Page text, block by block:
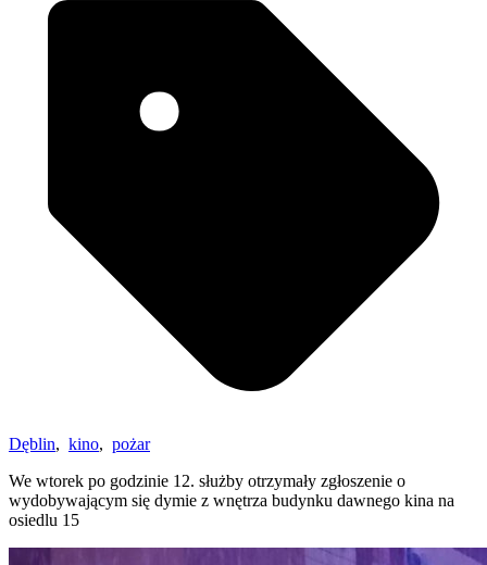
Dęblin, kino, pożar
We wtorek po godzinie 12. służby otrzymały zgłoszenie o
wydobywającym się dymie z wnętrza budynku dawnego kina na
osiedlu 15